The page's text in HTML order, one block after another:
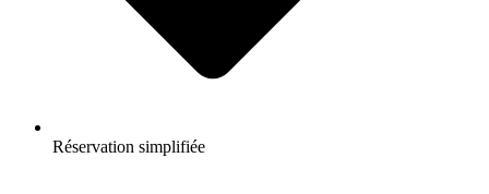
Réservation simplifiée